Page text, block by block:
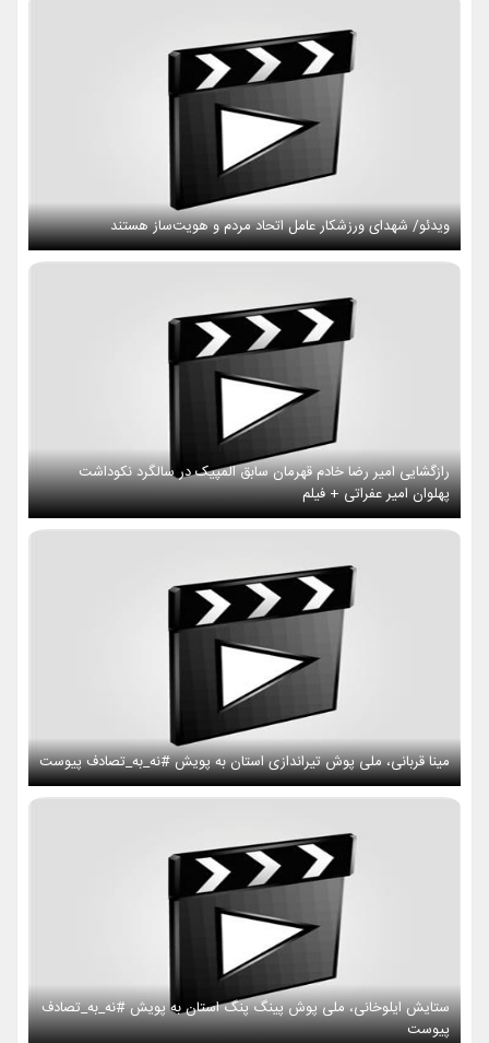
ویدئو/ شهدای ورزشکار عامل اتحاد مردم و هویت‌ساز هستند
رازگشایی امیر رضا خادم قهرمان سابق المپیک در سالگرد نکوداشت
پهلوان امیر عفراتی + فیلم
مینا قربانی، ملی پوش تیراندازی استان به پویش #نه_به_تصادف پیوست
ستایش ایلوخانی، ملی پوش پینگ پنگ استان به پویش #نه_به_تصادف
پیوست